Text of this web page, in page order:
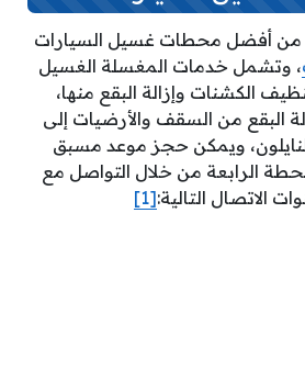
من أفضل محطات غسيل السيارات
، وتشمل خدمات المغسلة الغسيل
الكشنات وإزالة البقع منها،
البقع من السقف والأرضيات إلى
ويمكن حجز موعد مسبق
الرابعة من خلال التواصل مع
الاتصال التالية:[1]